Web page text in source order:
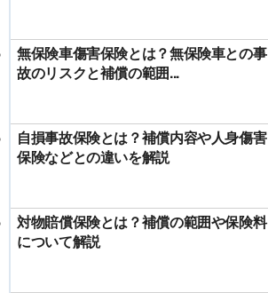
無保険車傷害保険とは？無保険車との事
故のリスクと補償の範囲...
自損事故保険とは？補償内容や人身傷害
保険などとの違いを解説
対物賠償保険とは？補償の範囲や保険料
について解説